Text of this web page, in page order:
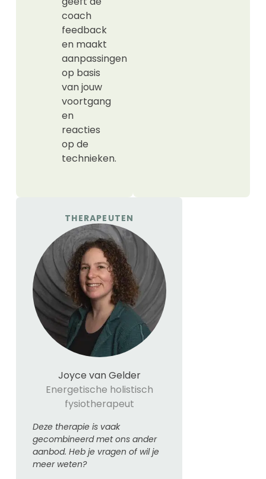
coach
feedback
en maakt
aanpassingen
op basis
van jouw
voortgang
en
reacties
op de
technieken.
THERAPEUTEN
Joyce van Gelder
Energetische holistisch
fysiotherapeut
Deze therapie is vaak
gecombineerd met ons ander
aanbod. Heb je vragen of wil je
meer weten?